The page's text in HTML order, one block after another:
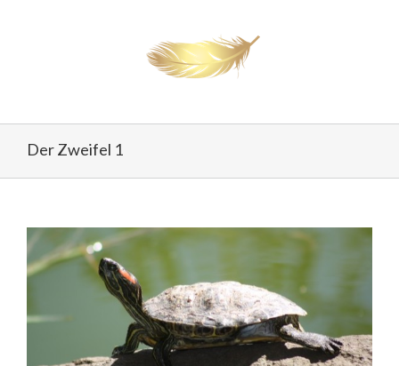
Der Zweifel 1
View
Larger
Image